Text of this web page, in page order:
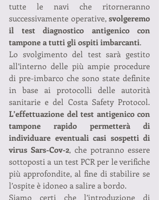
tutte le navi che ritorneranno
successivamente operative, svolgeremo
il test diagnostico antigenico con
tampone a tutti gli ospiti imbarcanti.
Lo svolgimento del test sarà gestito
all’interno delle più ampie procedure
di pre-imbarco che sono state definite
in base ai protocolli delle autorità
L’effettuazione del test antigenico con
tampone rapido permetterà di
individuare eventuali casi sospetti di
virus Sars-Cov-2, che potranno essere
sottoposti a un test PCR per le verifiche
più approfondite, al fine di stabilire se
l’ospite è idoneo a salire a bordo.
Siamo certi che l’introduzione di